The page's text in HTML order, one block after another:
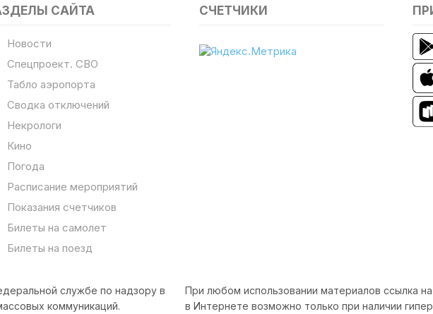
САЙТА
Новости
Спецпроект. СВО
Табло аэропорта
Сводка отключений
Некрологи
Кино
Погода
Расписание мероприятий
Показания счетчиков
Билеты на самолет
Билеты на поезд
СЧЕТЧИКИ
При любом использовании материалов ссылка
в Интернете возможно только при наличии
службе по надзору в
коммуникаций.